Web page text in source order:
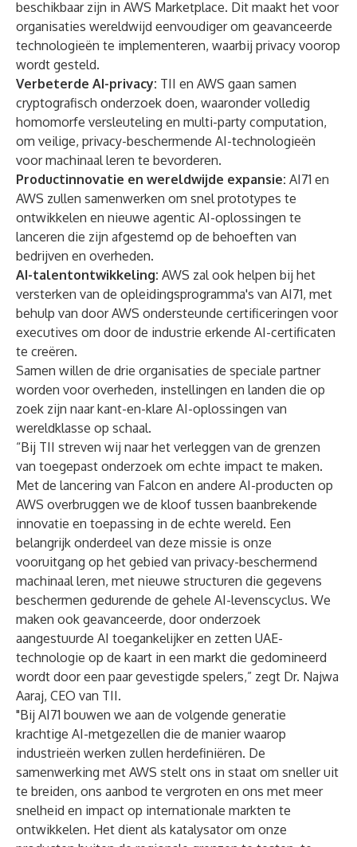
beschikbaar zijn in AWS Marketplace. Dit maakt het voor
organisaties wereldwijd eenvoudiger om geavanceerde
technologieën te implementeren, waarbij privacy voorop
wordt gesteld.
Verbeterde AI-privacy: TII en AWS gaan samen
cryptografisch onderzoek doen, waaronder volledig
homomorfe versleuteling en multi-party computation,
om veilige, privacy-beschermende AI-technologieën
voor machinaal leren te bevorderen.
Productinnovatie en wereldwijde expansie: AI71 en
AWS zullen samenwerken om snel prototypes te
ontwikkelen en nieuwe agentic AI-oplossingen te
lanceren die zijn afgestemd op de behoeften van
bedrijven en overheden.
AI-talentontwikkeling: AWS zal ook helpen bij het
versterken van de opleidingsprogramma's van AI71, met
behulp van door AWS ondersteunde certificeringen voor
executives om door de industrie erkende AI-certificaten
te creëren.
Samen willen de drie organisaties de speciale partner
worden voor overheden, instellingen en landen die op
zoek zijn naar kant-en-klare AI-oplossingen van
wereldklasse op schaal.
“Bij TII streven wij naar het verleggen van de grenzen
van toegepast onderzoek om echte impact te maken.
Met de lancering van Falcon en andere AI-producten op
AWS overbruggen we de kloof tussen baanbrekende
innovatie en toepassing in de echte wereld. Een
belangrijk onderdeel van deze missie is onze
vooruitgang op het gebied van privacy-beschermend
machinaal leren, met nieuwe structuren die gegevens
beschermen gedurende de gehele AI-levenscyclus. We
maken ook geavanceerde, door onderzoek
aangestuurde AI toegankelijker en zetten UAE-
technologie op de kaart in een markt die gedomineerd
wordt door een paar gevestigde spelers,” zegt Dr. Najwa
Aaraj, CEO van TII.
"Bij AI71 bouwen we aan de volgende generatie
krachtige AI-metgezellen die de manier waarop
industrieën werken zullen herdefiniëren. De
samenwerking met AWS stelt ons in staat om sneller uit
te breiden, ons aanbod te vergroten en ons met meer
snelheid en impact op internationale markten te
ontwikkelen. Het dient als katalysator om onze